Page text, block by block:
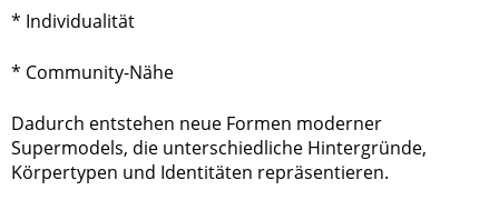
* Individualität
* Community-Nähe
Dadurch entstehen neue Formen moderner
Supermodels, die unterschiedliche Hintergründe,
Körpertypen und Identitäten repräsentieren.